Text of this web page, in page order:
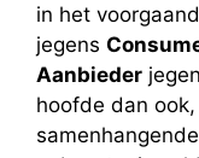
in het
jegens
Aanbieder
hoofde dan